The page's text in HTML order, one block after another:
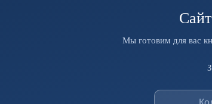
Мы готовим для вас